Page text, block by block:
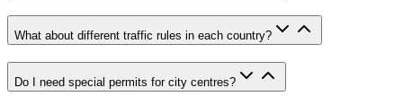
What about different traffic rules in each country?
Do I need special permits for city centres?